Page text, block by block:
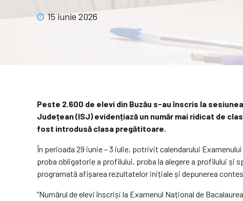
15 iunie 2026
Peste 2.600 de elevi din Buzău s-au înscris la
Județean (ISJ) evidențiază un număr mai ridicat de
fost introdusă clasa pregătitoare.
În perioada 29 iunie – 3 iulie, potrivit calendarului
proba obligatorie a profilului, proba la alegere a profilului și
programată afișarea rezultatelor inițiale și depunerea
”Numărul de elevi înscriși la Examenul Național de